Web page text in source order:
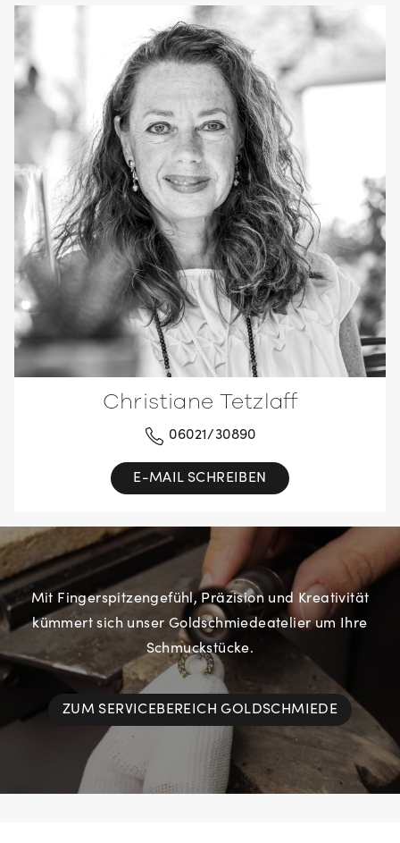
Christiane Tetzlaff
06021/30890
E-MAIL SCHREIBEN
Mit Fingerspitzengefühl, Präzision und Kreativität
kümmert sich unser Goldschmiedeatelier um Ihre
Schmuckstücke.
ZUM SERVICEBEREICH GOLDSCHMIEDE